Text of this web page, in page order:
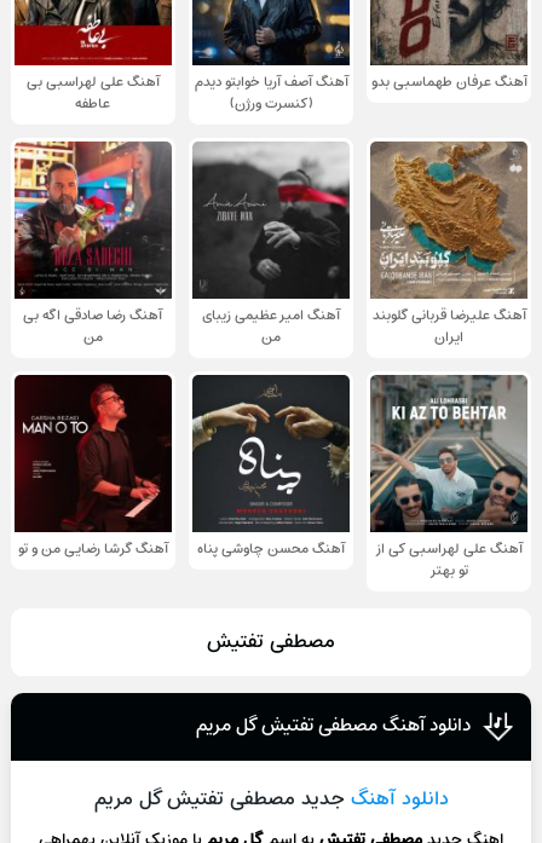
آهنگ عرفان طهماسبی بدو
آهنگ آصف آریا خوابتو دیدم
(کنسرت ورژن)
آهنگ علی لهراسبی بی
عاطفه
آهنگ علیرضا قربانی گلوبند
ایران
آهنگ امیر عظیمی زیبای
من
آهنگ رضا صادقی اگه بی
من
آهنگ علی لهراسبی کی از
تو ‌بهتر
آهنگ محسن چاوشی پناه آهنگ گرشا رضایی من و تو
مصطفی تفتیش
دانلود آهنگ مصطفی تفتیش گل مریم
دانلود آهنگ جدید مصطفی تفتیش گل مریم